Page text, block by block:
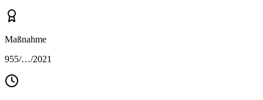
Maßnahme
955/…/2021